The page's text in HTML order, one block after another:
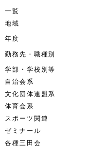
一覧
地域
年度
勤務先・職種別
学部・学校別等
自治会系
文化団体連盟系
体育会系
スポーツ関連
ゼミナール
各種三田会